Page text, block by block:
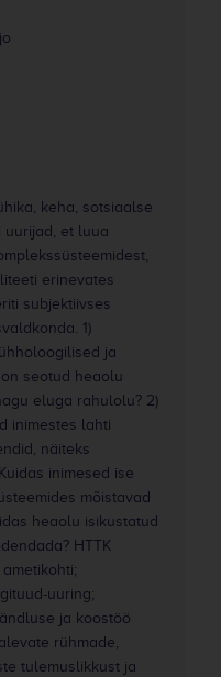
keha, sotsiaalse
uurijad, et luua
erinevates
subjektiivses
1)
ja
seotud heaolu
eluga rahulolu? 2)
inimestes lahti
näiteks
inimesed ise
mõistavad
heaolu isikustatud
HTTK
uuring;
ja koostöö
rühmade,
tulemuslikkust ja